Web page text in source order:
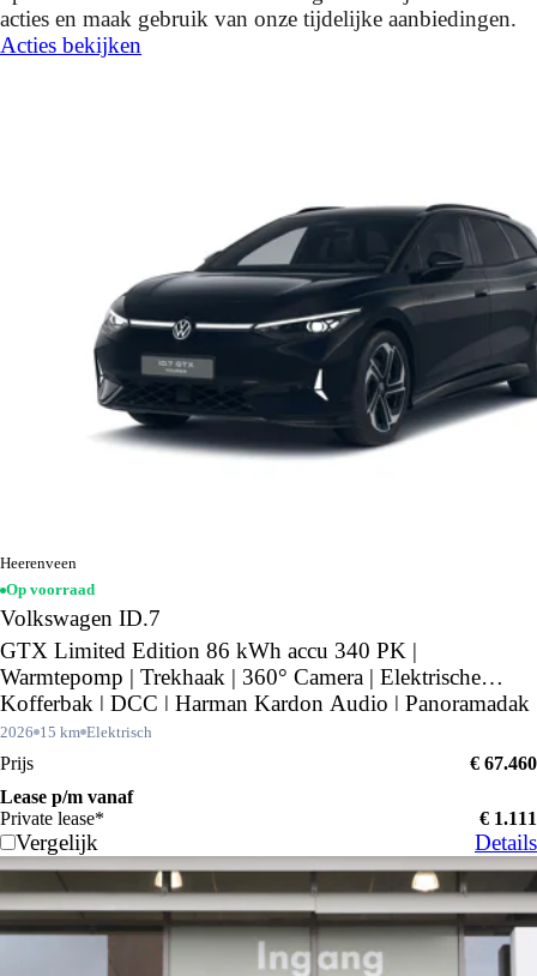
acties en maak gebruik van onze tijdelijke aanbiedingen.
Acties bekijken
Heerenveen
Op voorraad
Volkswagen ID.7
GTX Limited Edition 86 kWh accu 340 PK |
Warmtepomp | Trekhaak | 360° Camera | Elektrische
Kofferbak | DCC | Harman Kardon Audio | Panoramadak
|2026 15 km Elektrisch
Prijs
€ 67.460
Lease p/m vanaf
Private lease*
€ 1.111
Vergelijk Details